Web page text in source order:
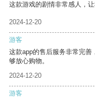
这款游戏的剧情非常感人，让
2024-12-20
游客
这款app的售后服务非常完
够放心购物。
2024-12-20
游客